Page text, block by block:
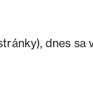
dnes sa